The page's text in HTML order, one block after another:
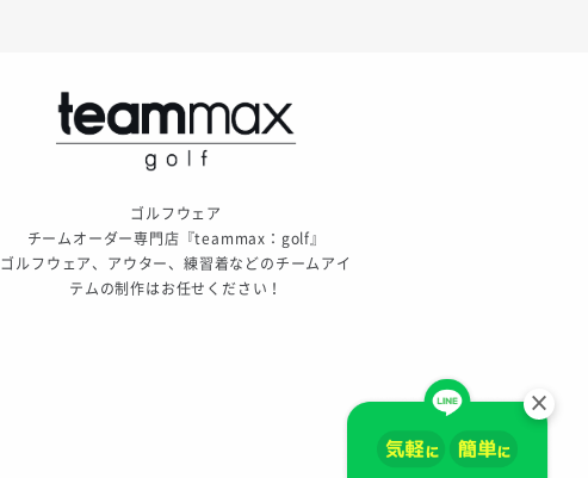
ゴルフウェア
チームオーダー専門店『teammax：golf』
ゴルフウェア、アウター、練習着などのチームアイ
テムの制作はお任せください！
×